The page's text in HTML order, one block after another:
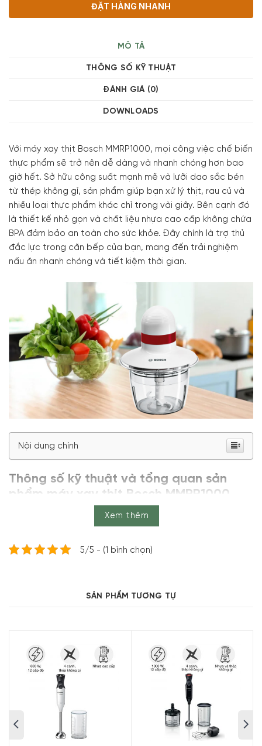
ĐẶT HÀNG NHANH
MÔ TẢ
THÔNG SỐ KỸ THUẬT
ĐÁNH GIÁ (0)
DOWNLOADS
Với máy xay thịt Bosch MMRP1000, mọi công việc chế biến
thực phẩm sẽ trở nên dễ dàng và nhanh chóng hơn bao
giờ hết. Sở hữu công suất mạnh mẽ và lưỡi dao sắc bén
từ thép không gỉ, sản phẩm giúp bạn xử lý thịt, rau củ và
nhiều loại thực phẩm khác chỉ trong vài giây. Bên cạnh đó
là thiết kế nhỏ gọn và chất liệu nhựa cao cấp không chứa
BPA đảm bảo an toàn cho sức khỏe. Đây chính là trợ thủ
đắc lực trong căn bếp của bạn, mang đến trải nghiệm
nấu ăn nhanh chóng và tiết kiệm thời gian.
Nội dung chính
Thông số kỹ thuật và tổng quan sản
phẩm máy xay thịt Bosch MMRP1000
Thông số kỹ thuật
Máy xay thịt
Chất liệu cối:Nhựa cao cấp không chứa BPA
Lưỡi dao:
Thép không gỉ
Chức năng:
Xay thịt và thực phẩm mềm
Xay rau củ
Xay hạt, quả hạch
Xem thêm
5/5 - (1 bình chọn)
SẢN PHẨM TƯƠNG TỰ